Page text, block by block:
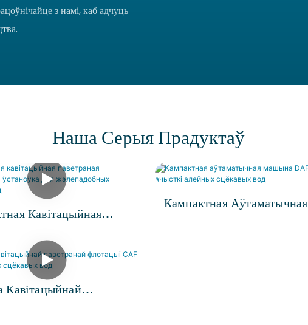
з намі, каб адчуць
Наша Серыя Прадуктаў
Кавітацыйная
Для Жэлепадобных
Вод
Кампактная Аўтаматычная
Кавітацыйнай